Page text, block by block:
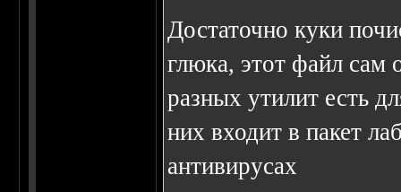
Достаточно куки
глюка, этот файл сам
разных утилит есть
них входит в пакет
антивирусах